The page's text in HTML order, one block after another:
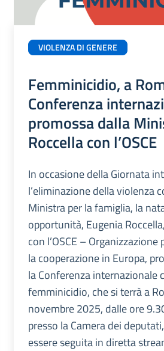
VIOLENZA DI GENERE
Femminicidio, a
Conferenza
promossa dalla
Roccella con l’OSCE
In occasione della Giornata
l’eliminazione della violenza
Ministra per la famiglia, la
opportunità, Eugenia
con l’OSCE – Organizzazione
la cooperazione in Europa,
la Conferenza internazionale
femminicidio, che si terrà a
novembre 2025, dalle ore
presso la Camera dei
essere seguita in diretta